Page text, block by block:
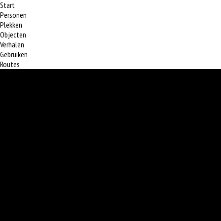
Start
Personen
Plekken
Objecten
Verhalen
Gebruiken
Routes